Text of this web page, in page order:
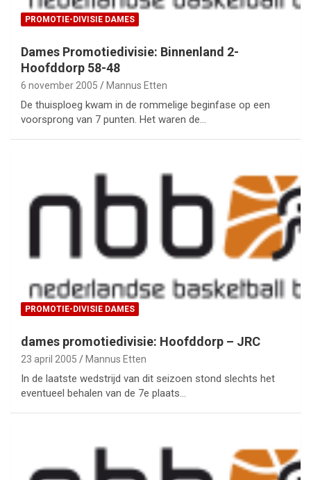
PROMOTIE-DIVISIE DAMES
Dames Promotiedivisie: Binnenland 2-
Hoofddorp 58-48
6 november 2005 Mannus Etten
De thuisploeg kwam in de rommelige beginfase op een
voorsprong van 7 punten. Het waren de…
PROMOTIE-DIVISIE DAMES
dames promotiedivisie: Hoofddorp – JRC
23 april 2005 Mannus Etten
In de laatste wedstrijd van dit seizoen stond slechts het
eventueel behalen van de 7e plaats…